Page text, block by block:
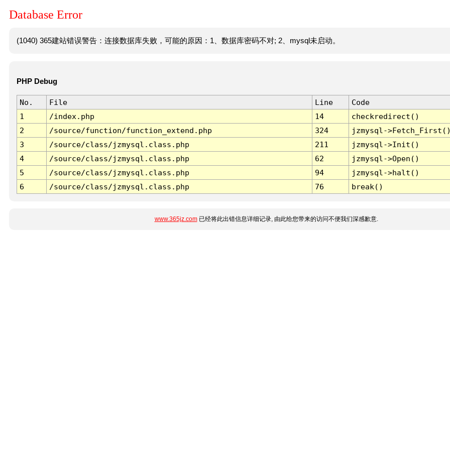
Database Error
(1040) 365建站错误警告：连接数据库失败，可能的原因：1、数据库密码不对; 2、mysql未启动。
PHP Debug
No. File Line
Code
1
/index.php 14
checkredirect()
2
/source/function/function_extend.php 324
jzmysql-
3
/source/class/jzmysql.class.php 211
jzmysql->Init()
4
/source/class/jzmysql.class.php 62
jzmysql->Open()
5
/source/class/jzmysql.class.php 94
jzmysql->halt()
6
/source/class/jzmysql.class.php 76 break()
www.365jz.com已经将此出错信息详细记录, 由此给您带来的访问不便我们深感歉意.